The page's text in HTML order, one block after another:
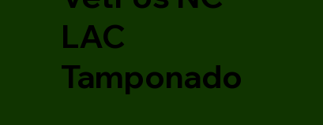
LAC
Tamponado